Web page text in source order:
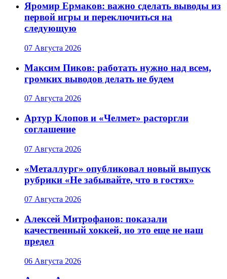
Яромир Ермаков: важно сделать выводы из
первой игры и переключиться на
следующую
07 Августа 2026
Максим Пиков: работать нужно над всем,
громких выводов делать не будем
07 Августа 2026
Артур Клопов и «Челмет» расторгли
соглашение
07 Августа 2026
«Металлург» опубликовал новый выпуск
рубрики «Не забывайте, что в гостях»
07 Августа 2026
Алексей Митрофанов: показали
качественный хоккей, но это еще не наш
предел
06 Августа 2026